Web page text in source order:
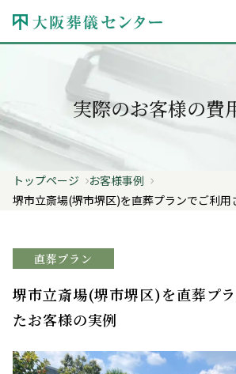
実際のお客様の費
トップページ
お客様事例
堺市立斎場(堺市堺区)を直葬プランでご利用
直葬プラン
堺市立斎場(堺市堺区)を直葬プ
たお客様の実例